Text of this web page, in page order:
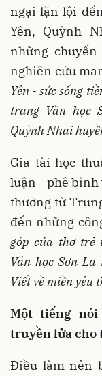
ngại lặn lội
Yên, Quỳnh
những
nghiên cứu
Yên - sức sống
trang Văn học
Quỳnh Nhai
Gia tài học
luận - phê bình
thưởng từ
đến những
góp của thơ trẻ
Văn học Sơn
Viết về miền yêu
Một tiếng
truyền lửa cho
Điều làm nên